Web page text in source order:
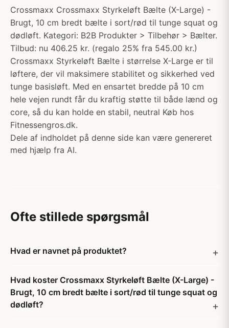
Crossmaxx Crossmaxx Styrkeløft Bælte (X-Large) -
Brugt, 10 cm bredt bælte i sort/rød til tunge squat og
dødløft. Kategori: B2B Produkter > Tilbehør > Bælter.
Tilbud: nu 406.25 kr. (regalo 25% fra 545.00 kr.)
Crossmaxx Styrkeløft Bælte i størrelse X-Large er til
løftere, der vil maksimere stabilitet og sikkerhed ved
tunge basisløft. Med en ensartet bredde på 10 cm
hele vejen rundt får du kraftig støtte til både lænd og
core, så du kan holde en stabil, neutral Køb hos
Fitnessengros.dk.
Dele af indholdet på denne side kan være genereret
med hjælp fra AI.
Ofte stillede spørgsmål
Hvad er navnet på produktet?
Hvad koster Crossmaxx Styrkeløft Bælte (X-Large) -
Brugt, 10 cm bredt bælte i sort/rød til tunge squat og
dødløft?